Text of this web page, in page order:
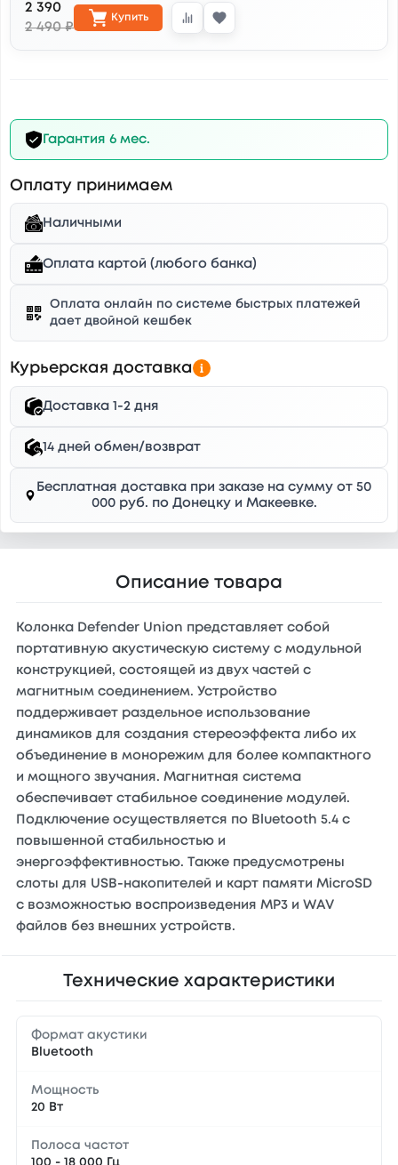
2 390
2 490 ₽
Купить
Гарантия 6 мес.
Оплату принимаем
Наличными
Оплата картой (любого банка)
Оплата онлайн по системе быстрых платежей
дает двойной кешбек
Курьерская доставка
Доставка 1-2 дня
14 дней обмен/возврат
Бесплатная доставка при заказе на сумму от 50
000 руб. по Донецку и Макеевке.
Описание товара
Колонка Defender Union представляет собой
портативную акустическую систему с модульной
конструкцией, состоящей из двух частей с
магнитным соединением. Устройство
поддерживает раздельное использование
динамиков для создания стереоэффекта либо их
объединение в монорежим для более компактного
и мощного звучания. Магнитная система
обеспечивает стабильное соединение модулей.
Подключение осуществляется по Bluetooth 5.4 с
повышенной стабильностью и
энергоэффективностью. Также предусмотрены
слоты для USB-накопителей и карт памяти MicroSD
с возможностью воспроизведения MP3 и WAV
файлов без внешних устройств.
Технические характеристики
Формат акустики
Bluetooth
Мощность
20 Вт
Полоса частот
100 - 18 000 Гц